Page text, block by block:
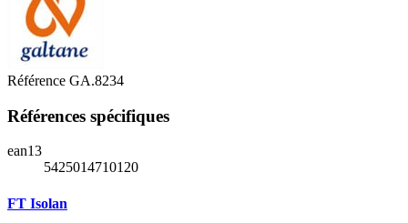
Référence GA.8234
Références spécifiques
ean13
5425014710120
FT Isolan